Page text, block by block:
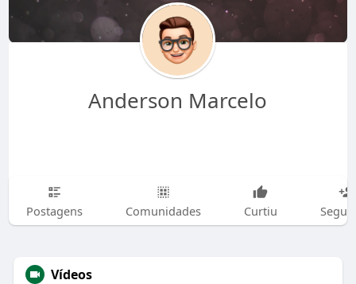
Anderson Marcelo
Postagens Comunidades Curtiu
Vídeos